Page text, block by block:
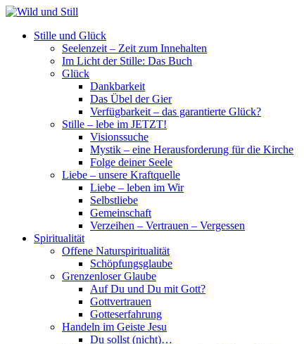
Stille und Glück
Seelenzeit – Zeit zum Innehalten
Im Licht der Stille: Das Buch
Glück
Dankbarkeit
Das Übel der Gier
Verfügbarkeit – das garantierte Glück?
Stille – lebe im JETZT!
Visionssuche
Mystik – eine Herausforderung für die Kirche
Folge deiner Seele
Liebe – unsere Kraftquelle
Liebe – leben im Wir
Selbstliebe
Gemeinschaft
Verzeihen – Vertrauen – Vergessen
Spiritualität
Offene Naturspiritualität
Schöpfungsglaube
Grenzenloser Glaube
Auf Du und Du mit Gott?
Gottvertrauen
Gotteserfahrung
Handeln im Geiste Jesu
Du sollst (nicht)…